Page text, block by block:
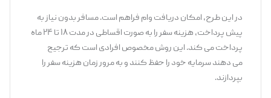
در این طرح، امکان دریافت وام فراهم است. مسافر بدون نیاز به
پیش ‌پرداخت، هزینه سفر را به ‌صورت اقساطی در مدت ۱۸ تا ۲۴ ماه
پرداخت می‌ کند. این روش مخصوص افرادی است که ترجیح
می ‌دهند سرمایه خود را حفظ کنند و به‌ مرور زمان هزینه سفر را
بپردازند.